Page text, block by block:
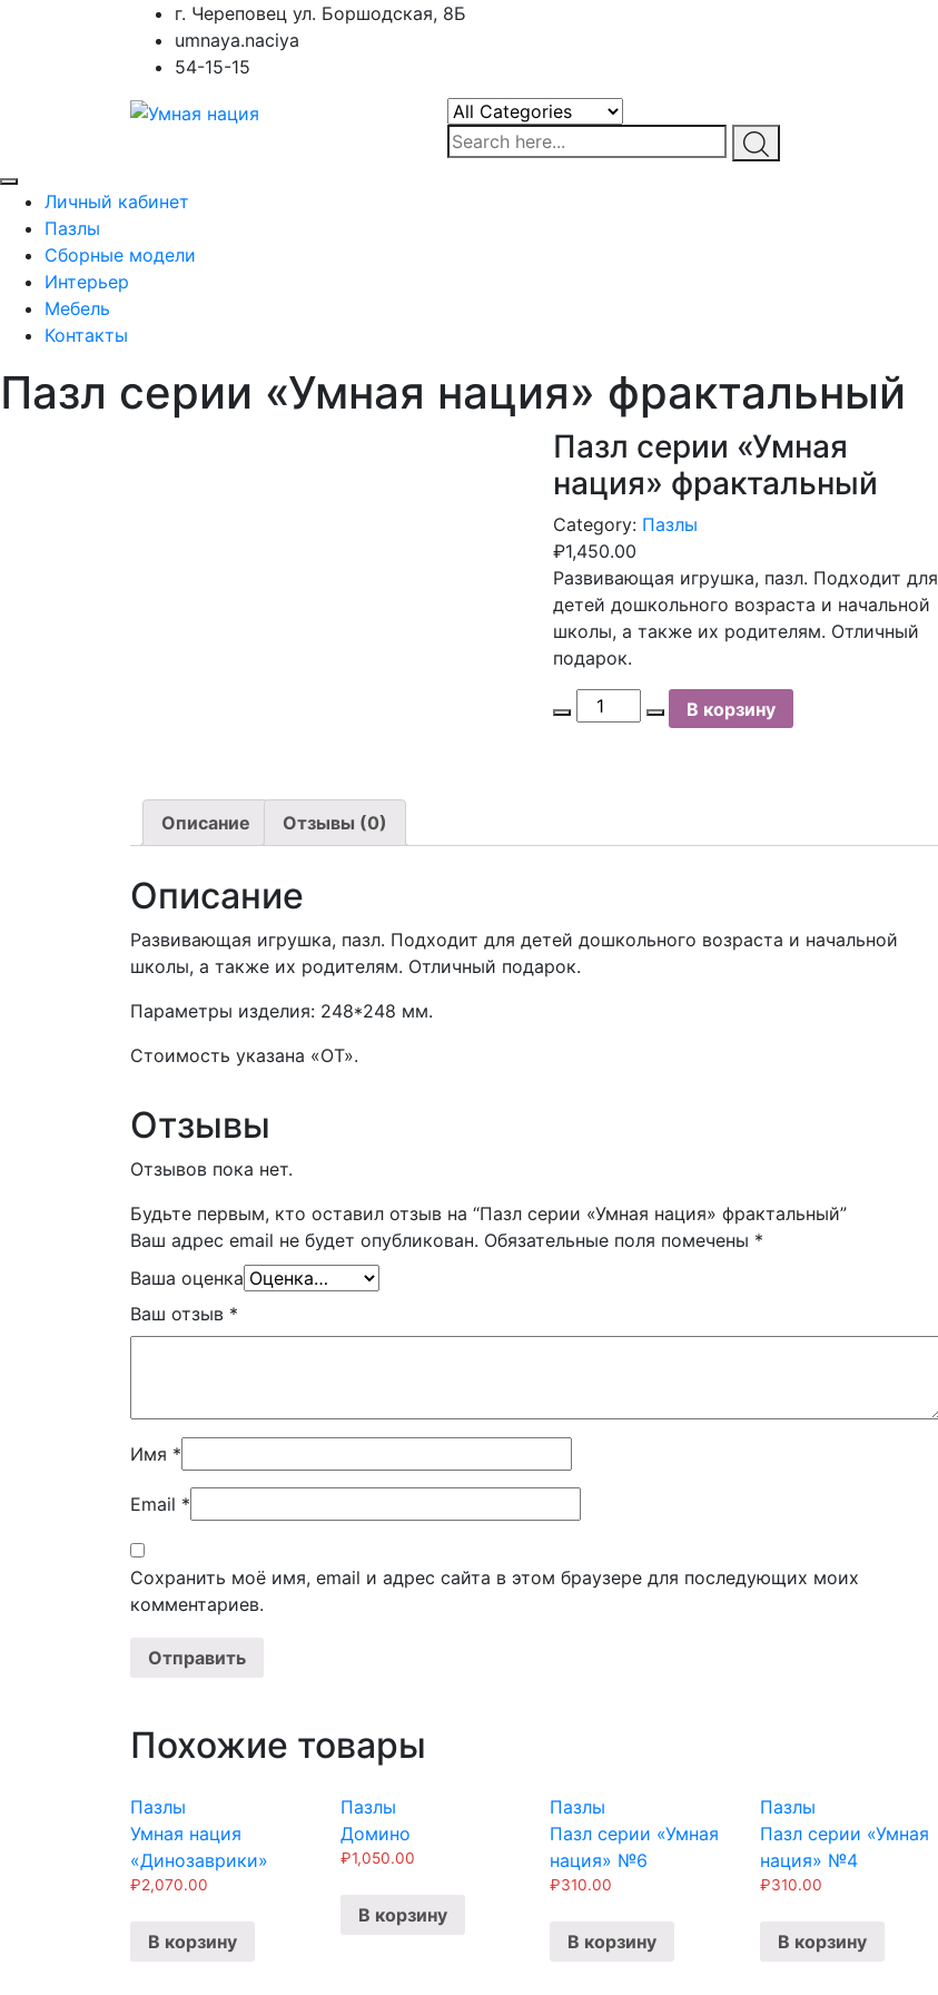
г. Череповец ул. Боршодская, 8Б
umnaya.naciya
54-15-15
Личный кабинет
Пазлы
Сборные модели
Интерьер
Мебель
Контакты
Пазл серии «Умная нация» фрактальный
Пазл серии «Умная
нация» фрактальный
Category: Пазлы
₽1,450.00
Развивающая игрушка, пазл. Подходит для
детей дошкольного возраста и начальной
школы, а также их родителям. Отличный
подарок.
серии
В корзину
Описание Отзывы (0)
Описание
Развивающая игрушка, пазл. Подходит для детей дошкольного возраста и начальной
школы, а также их родителям. Отличный подарок.
Параметры изделия: 248*248 мм.
Стоимость указана «ОТ».
Отзывы
Отзывов пока нет.
Будьте первым, кто оставил отзыв на “Пазл серии «Умная нация» фрактальный”
Ваш адрес email не будет опубликован. Обязательные поля помечены *
Ваша оценка
Ваш отзыв *
Имя *
Email *
Сохранить моё имя, email и адрес сайта в этом браузере для последующих моих
комментариев.
Похожие товары
Пазлы
Умная нация
«Динозаврики»
₽2,070.00
В корзину
Пазлы
Домино
₽1,050.00
В корзину
Пазлы
Пазл серии «Умная
нация» №6
₽310.00
В корзину
Пазлы
Пазл серии «Умная
нация» №4
₽310.00
В корзину